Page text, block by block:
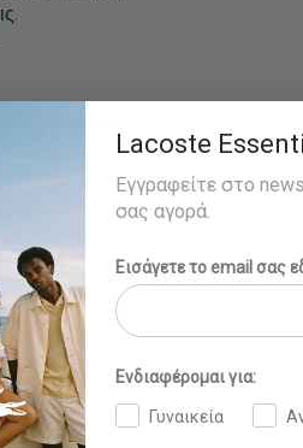
εξωτερικό.
Lacoste
Εγγραφείτε στο
σας αγορά.
Εισάγετε το email σας
Ενδιαφέρομαι για:
Γυναικεία